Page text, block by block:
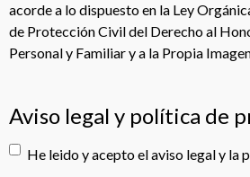
acorde a lo dispuesto en la Ley
de Protección Civil del Derecho al
Personal y Familiar y a la Propia
Aviso legal y política de
He leido y acepto el aviso legal y la